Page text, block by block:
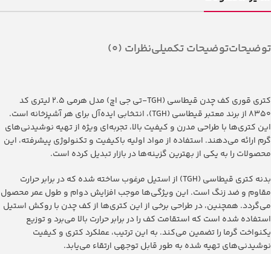
توضیحاتتوضیحات تکمیلینظرات (0)
کتری قوری کف چدن قیطاسی (TGH-تی جی اچ) مدل هرمی ۵.‏۲ لیتری کد
۸۳۵۰ از برند معتبر قیطاسی (TGH)، انتخابی ایده‌آل برای هر آشپزخانه است.
این کتری‌ها با طراحی مدرن و کیفیت بالا، تجربه‌ای ویژه از تهیه نوشیدنی‌های
گرم ارائه می‌دهند. استفاده از مواد اولیه باکیفیت و تکنولوژی پیشرفته، این
محصولات را به یکی از بهترین گزینه‌ها در بازار تبدیل کرده است.
بدنه کتری قیطاسی (TGH) از استیل مرغوب ساخته شده که در برابر حرارت
مقاوم و ضد زنگ است. این ویژگی‌ها موجب افزایش دوام و طول عمر محصول
می‌گردد. همچنین، در طراحی برخی از این کتری‌ها از کف چدن با روکش استیل
استفاده شده است که استقامت کف را در برابر حرارت بالا می‌برد و توزیع
یکنواخت گرما را تضمین می‌کند. به این ترتیب، عملکرد کتری و کیفیت
نوشیدنی‌های تهیه شده به طور قابل توجهی ارتقاء می‌یابد.